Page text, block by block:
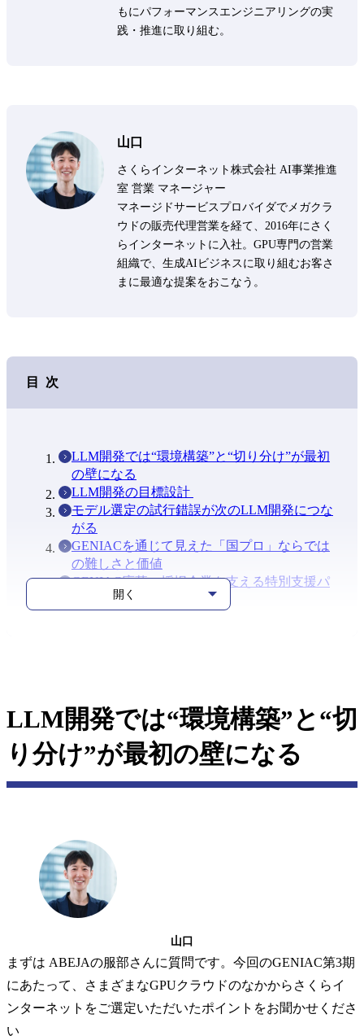
もにパフォーマンスエンジニアリングの実
践・推進に取り組む。
山口
さくらインターネット株式会社 AI事業推進
室 営業 マネージャー
マネージドサービスプロバイダでメガクラ
ウドの販売代理営業を経て、2016年にさく
らインターネットに入社。GPU専門の営業
組織で、生成AIビジネスに取り組むお客さ
まに最適な提案をおこなう。
目次
LLM開発では“環境構築”と“切り分け”が最初
の壁になる
LLM開発の目標設計
モデル選定の試行錯誤が次のLLM開発につな
がる
GENIACを通じて見えた「国プロ」ならでは
の難しさと価値
GENIAC応募・採択企業を支える特別支援パ
ッケージ開く
LLM開発では“環境構築”と“切
り分け”が最初の壁になる
山口
まずは ABEJAの服部さんに質問です。今回のGENIAC第3期
にあたって、さまざまなGPUクラウドのなかからさくらイ
ンターネットをご選定いただいたポイントをお聞かせくださ
い